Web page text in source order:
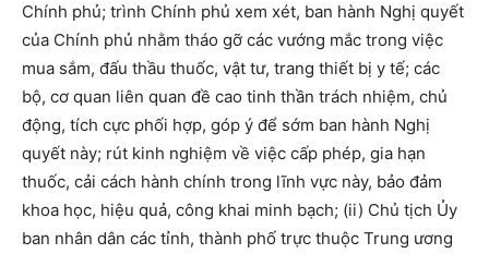
Chính phủ; trình Chính phủ xem xét, ban hành Nghị quyết
của Chính phủ nhằm tháo gỡ các vướng mắc trong việc
mua sắm, đấu thầu thuốc, vật tư, trang thiết bị y tế; các
bộ, cơ quan liên quan đề cao tinh thần trách nhiệm, chủ
động, tích cực phối hợp, góp ý để sớm ban hành Nghị
quyết này; rút kinh nghiệm về việc cấp phép, gia hạn
thuốc, cải cách hành chính trong lĩnh vực này, bảo đảm
khoa học, hiệu quả, công khai minh bạch; (ii) Chủ tịch Ủy
ban nhân dân các tỉnh, thành phố trực thuộc Trung ương